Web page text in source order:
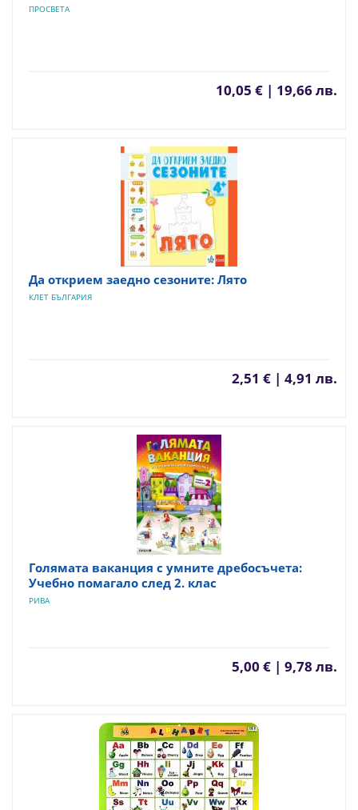
ПРОСВЕТА
10,05 € | 19,66 лв.
Да открием заедно сезоните: Лято
КЛЕТ БЪЛГАРИЯ
2,51 € | 4,91 лв.
Голямата ваканция с умните дребосъчета:
Учебно помагало след 2. клас
РИВА
5,00 € | 9,78 лв.